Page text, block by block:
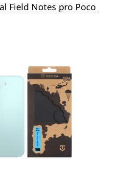
Field Notes pro Poco